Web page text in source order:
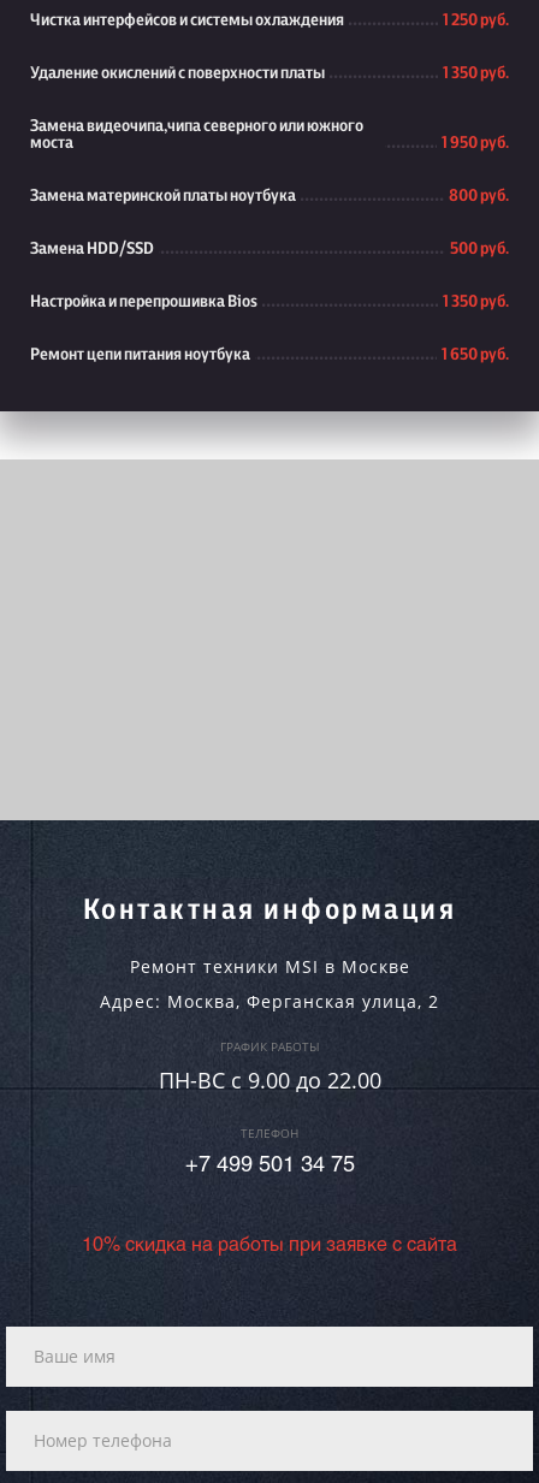
Чистка интерфейсов и системы охлаждения 1 250 руб.
Удаление окислений с поверхности платы 1 350 руб.
Замена видеочипа,чипа северного или южного
моста
1 950 руб.
Замена материнской платы ноутбука 800 руб.
Замена HDD/SSD 500 руб.
Настройка и перепрошивка Bios 1 350 руб.
Ремонт цепи питания ноутбука 1 650 руб.
Контактная информация
Ремонт техники MSI в Москве
Адрес: Москва, Ферганская улица, 2
ГРАФИК РАБОТЫ
ПН-ВC c 9.00 до 22.00
ТЕЛЕФОН
+7 499 501 34 75
10% скидка на работы при заявке с сайта